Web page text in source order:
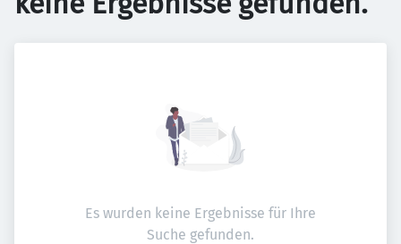
Es wurden keine Ergebnisse für Ihre
Suche gefunden.